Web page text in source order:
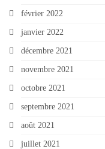
février 2022
janvier 2022
décembre 2021
novembre 2021
octobre 2021
septembre 2021
août 2021
juillet 2021